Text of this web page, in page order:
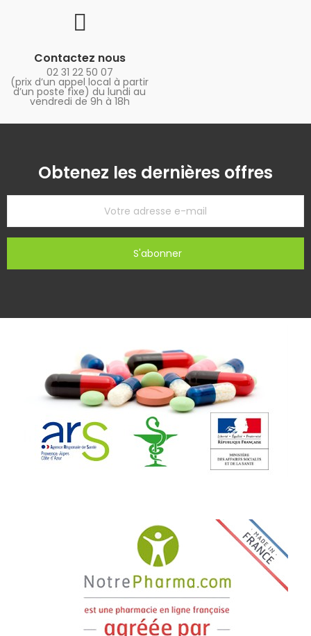
Contactez nous
02 31 22 50 07
(prix d’un appel local à partir
d’un poste fixe) du lundi au
vendredi de 9h à 18h
Obtenez les dernières offres
S'abonner